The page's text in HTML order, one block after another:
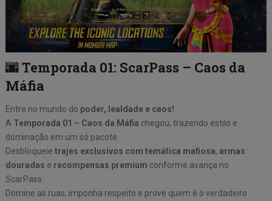
🌆 Temporada 01: ScarPass – Caos da
Máfia
Entre no mundo do poder, lealdade e caos!
A Temporada 01 – Caos da Máfia chegou, trazendo estilo e
dominação em um só pacote.
Desbloqueie trajes exclusivos com temática mafiosa, armas
douradas e recompensas premium conforme avança no
ScarPass.
Domine as ruas, imponha respeito e prove quem é o verdadeiro